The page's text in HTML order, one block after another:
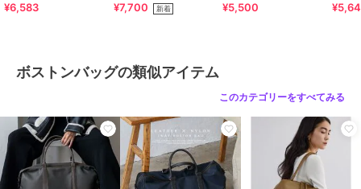
ブランド ヴィータフェリーチェ
商品カテゴリ バッグ ／ボストンバッグ
性別タイプ
レディース
バッグ ／ボストンバッグ
カラー
ライトグレー、ブラック、ネイビ
¥6,583 ¥7,700 新着 ¥5,500
ボストンバッグの類似アイテム
このカテゴリーをすべてみる